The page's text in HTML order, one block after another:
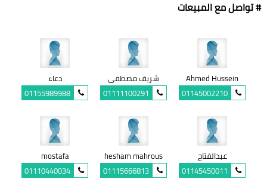
# تواصل مع المبيعات
Ahmed Hussein
01145002210
شريف مصطفى
01111100291
دعاء
01155989988
عبدالفتاح
01145450011
hesham mahrous
01115666813
mostafa
01110440034